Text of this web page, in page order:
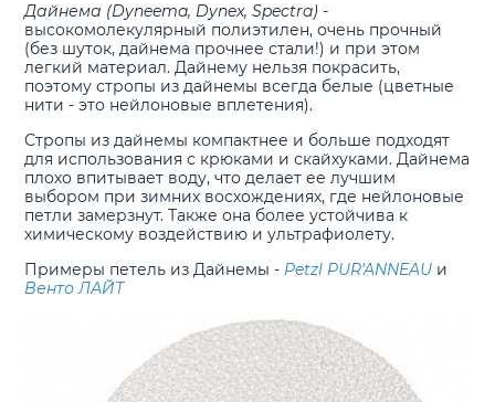
Дайнема (Dyneema, Dynex, Spectra) -
высокомолекулярный полиэтилен, очень прочный
(без шуток, дайнема прочнее стали!) и при этом
легкий материал. Дайнему нельзя покрасить,
поэтому стропы из дайнемы всегда белые (цветные
нити - это нейлоновые вплетения).
Стропы из дайнемы компактнее и больше подходят
для использования с крюками и скайхуками. Дайнема
плохо впитывает воду, что делает ее лучшим
выбором при зимних восхождениях, где нейлоновые
петли замерзнут. Также она более устойчива к
химическому воздействию и ультрафиолету.
Примеры петель из Дайнемы - Petzl PUR'ANNEAU и
Венто ЛАЙТ